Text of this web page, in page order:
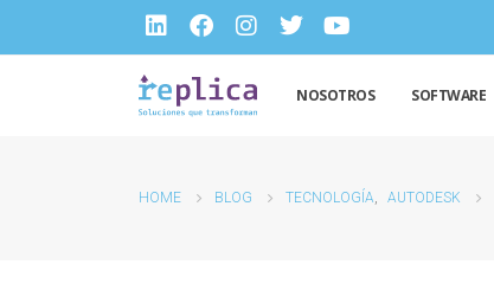
NOSOTROS SOFTWARE
HOME BLOG TECNOLOGÍA, AUTODESK